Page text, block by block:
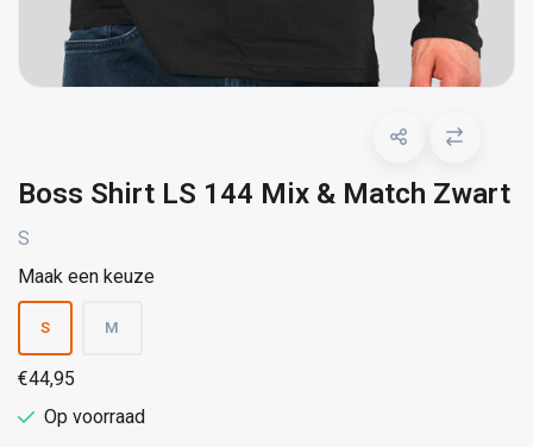
Boss Shirt LS 144 Mix & Match Zwart
S
Maak een keuze
S M
€44,95
Op voorraad